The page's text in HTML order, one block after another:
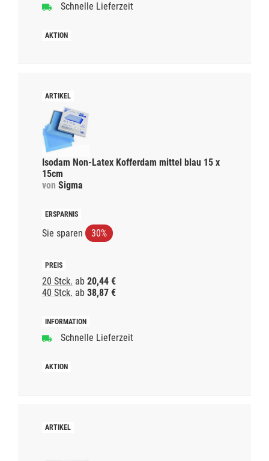
Schnelle Lieferzeit
Isodam Non-Latex Kofferdam mittel blau 15 x
15cm
von Sigma
Sie sparen 30%
20 Stck. ab 20,44 €
40 Stck. ab 38,87 €
Schnelle Lieferzeit